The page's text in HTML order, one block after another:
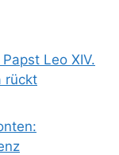
Leo XIV.
rückt